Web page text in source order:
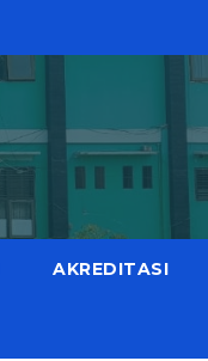
AKREDITASI